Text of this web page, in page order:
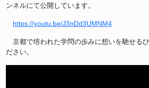
ンネルにて公開しています。
https://youtu.be/J3nDd3UMNM4
京都で培われた学問の歩みに想いを馳せる
ださい。